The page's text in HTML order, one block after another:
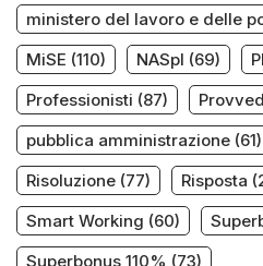
ministero del lavoro e delle
MiSE (110) NASpI (69)
Professionisti (87)
pubblica amministrazione (61)
Risoluzione (77) Risposta
Smart Working (60)
Superbonus 110% (73)